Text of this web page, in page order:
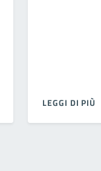
LEGGI DI PIÙ